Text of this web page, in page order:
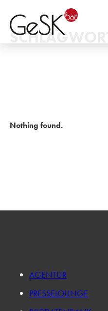
Nothing found.
AGENTUR
PRESSELOUNGE